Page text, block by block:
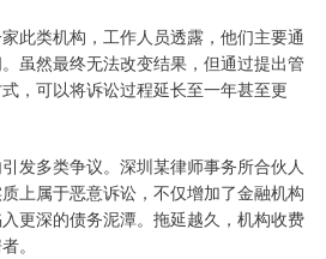
此类机构，工作人员透露，他们主要通
虽然最终无法改变结果，但通过提出管
，可以将诉讼过程延长至一年甚至更
发多类争议。深圳某律师事务所合伙人
上属于恶意诉讼，不仅增加了金融机构
更深的债务泥潭。拖延越久，机构收费
。